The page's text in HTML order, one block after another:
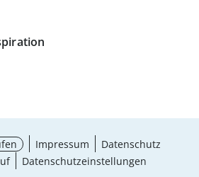
Impressum
Datenschutz
Datenschutzeinstellungen